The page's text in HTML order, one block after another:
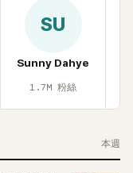
SU
Sunny Dahye
1.7M 粉絲
本週